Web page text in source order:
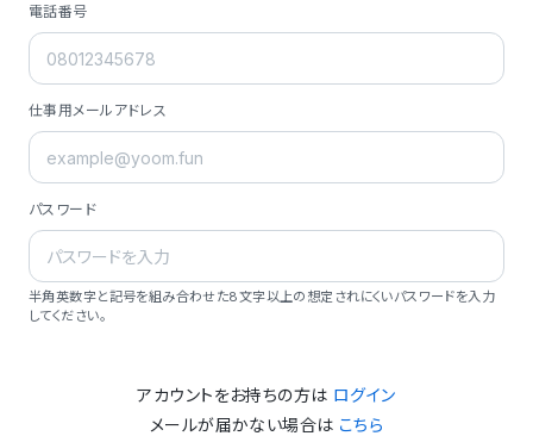
電話番号
仕事用メールアドレス
パスワード
半角英数字と記号を組み合わせた8文字以上の想定されにくいパスワードを入力
してください。
アカウントをお持ちの方は ログイン
メールが届かない場合は こちら